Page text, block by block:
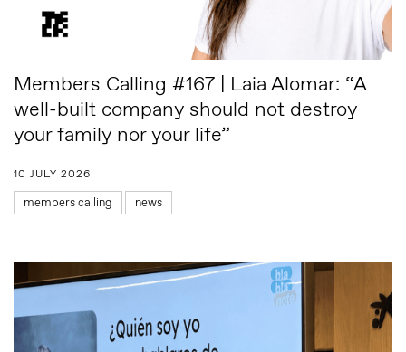
Members Calling #167 | Laia Alomar: “A
well-built company should not destroy
your family nor your life”
10 JULY 2026
members calling news